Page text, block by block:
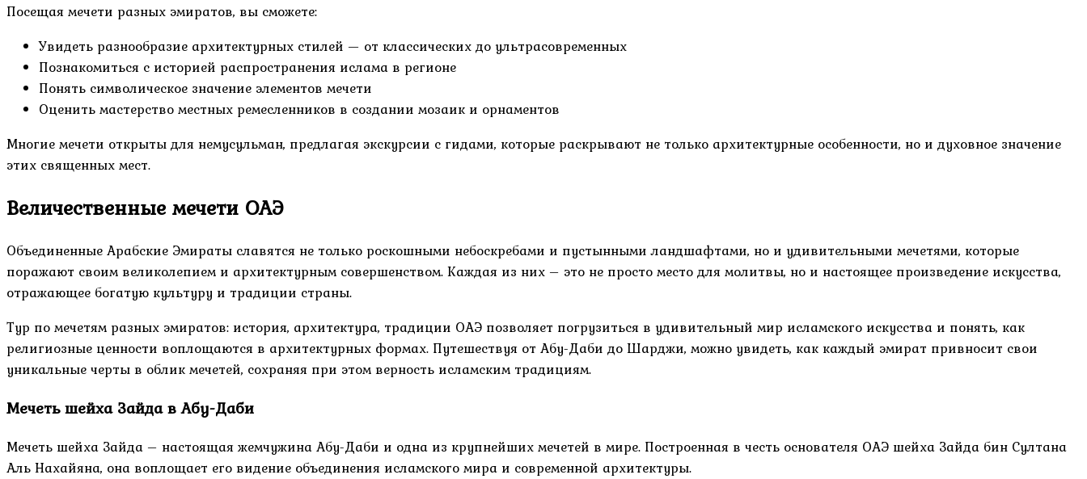
Посещая мечети разных эмиратов, вы сможете:
Увидеть разнообразие архитектурных стилей — от классических до ультрасовременных
Познакомиться с историей распространения ислама в регионе
Понять символическое значение элементов мечети
Оценить мастерство местных ремесленников в создании мозаик и орнаментов
Многие мечети открыты для немусульман, предлагая экскурсии с гидами, которые раскрывают не только архитектурные особенности, но и духовное значение
этих священных мест.
Величественные мечети ОАЭ
Объединенные Арабские Эмираты славятся не только роскошными небоскребами и пустынными ландшафтами, но и удивительными мечетями, которые
поражают своим великолепием и архитектурным совершенством. Каждая из них – это не просто место для молитвы, но и настоящее произведение искусства,
отражающее богатую культуру и традиции страны.
Тур по мечетям разных эмиратов: история, архитектура, традиции ОАЭ позволяет погрузиться в удивительный мир исламского искусства и понять, как
религиозные ценности воплощаются в архитектурных формах. Путешествуя от Абу-Даби до Шарджи, можно увидеть, как каждый эмират привносит свои
уникальные черты в облик мечетей, сохраняя при этом верность исламским традициям.
Мечеть шейха Зайда в Абу-Даби
Мечеть шейха Зайда – настоящая жемчужина Абу-Даби и одна из крупнейших мечетей в мире. Построенная в честь основателя ОАЭ шейха Зайда бин Султана
Аль Нахайяна, она воплощает его видение объединения исламского мира и современной архитектуры.